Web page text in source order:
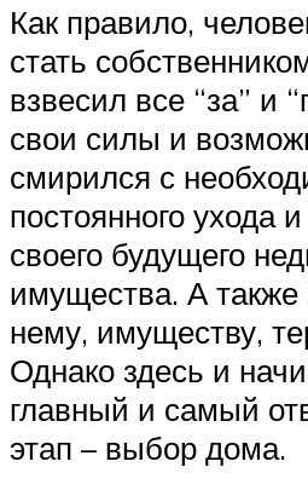
Как правило,
стать
взвесил все “за” и
свои силы и
смирился с
постоянного ухода
своего будущего
имущества. А
нему, имуществу,
Однако здесь и
главный и самый
этап – выбор дома.